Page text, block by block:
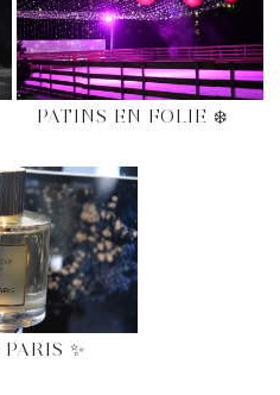
PATINS EN FOLIE ❄️
✨